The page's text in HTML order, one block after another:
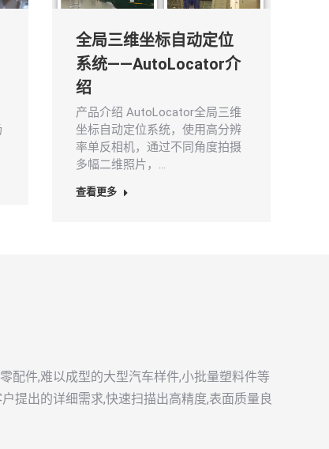
全局三维坐标自动定位
系统——AutoLocator介
绍
产品介绍 AutoLocator全局三维
坐标自动定位系统，使用高分辨
率单反相机，通过不同角度拍摄
多幅二维照片，…
查看更多
配件,难以成型的大型汽车样件,小批量塑料件等
提出的详细需求,快速扫描出高精度,表面质量良